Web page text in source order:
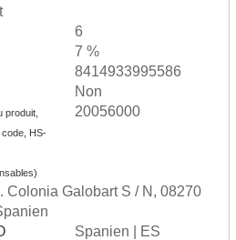
6
7 %
8414933995586
Non
produit,
code, HS-
20056000
Colonia Galobart S / N, 08270
Spanien | ES